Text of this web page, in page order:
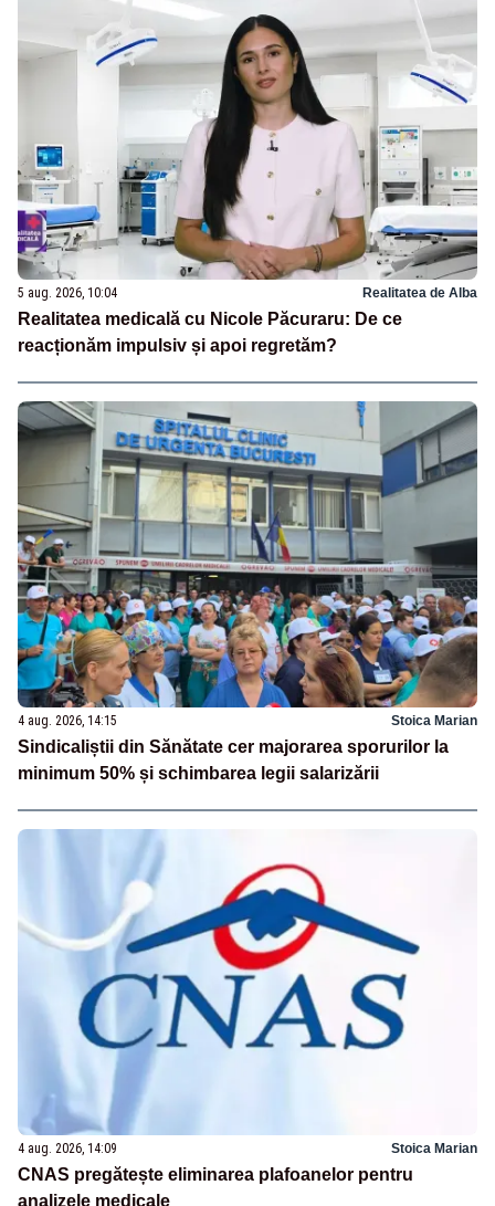
5 aug. 2026, 10:04 Realitatea de Alba
Realitatea medicală cu Nicole Păcuraru: De ce
reacționăm impulsiv și apoi regretăm?
4 aug. 2026, 14:15 Stoica Marian
Sindicaliștii din Sănătate cer majorarea sporurilor la
minimum 50% și schimbarea legii salarizării
4 aug. 2026, 14:09 Stoica Marian
CNAS pregătește eliminarea plafoanelor pentru
analizele medicale